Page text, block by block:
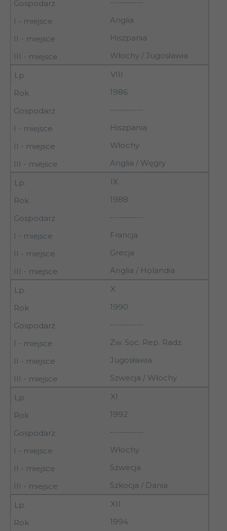
-----------
Anglia
Hiszpania
Włochy / Jugosławia
VIII
1986
-----------
Hiszpania
Włochy
Anglia / Węgry
IX
1988
-----------
Francja
Grecja
Anglia / Holandia
X
1990
-----------
Zw. Soc. Rep. Radz.
Jugosławia
Szwecja / Włochy
XI
1992
-----------
Włochy
Szwecja
Szkocja / Dania
XII
1994